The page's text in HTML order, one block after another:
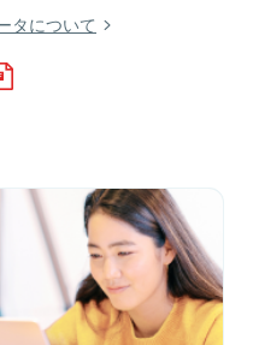
タについて